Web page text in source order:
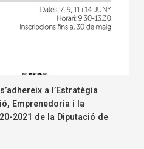
a l’Estratègia
Emprenedoria i la
2021 de la Diputació de